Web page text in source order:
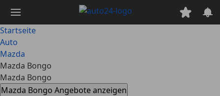
Hauptinhalt
springen
Startseite
Auto
Mazda
Mazda Bongo
Mazda Bongo
Mazda Bongo Angebote anzeigen